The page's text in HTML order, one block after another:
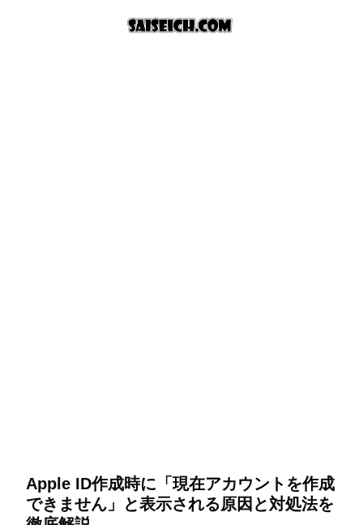
Apple ID作成時に「現在アカウントを作成
できません」と表示される原因と対処法を